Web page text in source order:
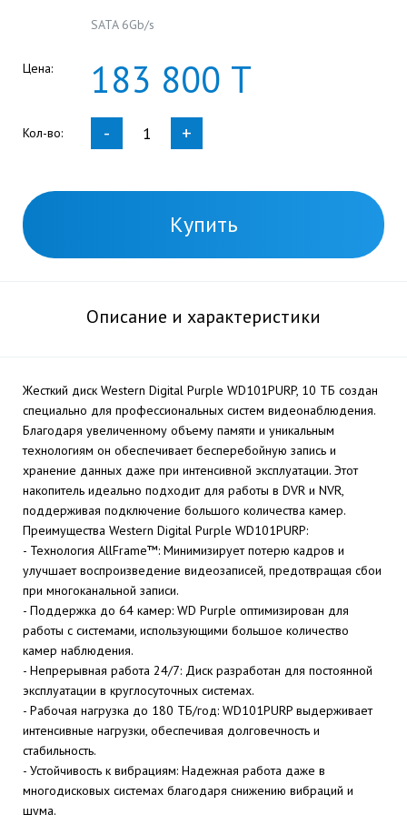
SATA 6Gb/s
Цена: 183 800 Т
Кол-во: - +
Купить
Описание и характеристики
Жесткий диск Western Digital Purple WD101PURP, 10 ТБ создан
специально для профессиональных систем видеонаблюдения.
Благодаря увеличенному объему памяти и уникальным
технологиям он обеспечивает бесперебойную запись и
хранение данных даже при интенсивной эксплуатации. Этот
накопитель идеально подходит для работы в DVR и NVR,
поддерживая подключение большого количества камер.
Преимущества Western Digital Purple WD101PURP:
- Технология AllFrame™: Минимизирует потерю кадров и
улучшает воспроизведение видеозаписей, предотвращая сбои
при многоканальной записи.
- Поддержка до 64 камер: WD Purple оптимизирован для
работы с системами, использующими большое количество
камер наблюдения.
- Непрерывная работа 24/7: Диск разработан для постоянной
эксплуатации в круглосуточных системах.
- Рабочая нагрузка до 180 ТБ/год: WD101PURP выдерживает
интенсивные нагрузки, обеспечивая долговечность и
стабильность.
- Устойчивость к вибрациям: Надежная работа даже в
многодисковых системах благодаря снижению вибраций и
шума.